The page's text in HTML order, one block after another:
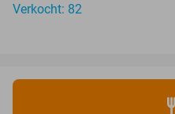
Verkocht: 82